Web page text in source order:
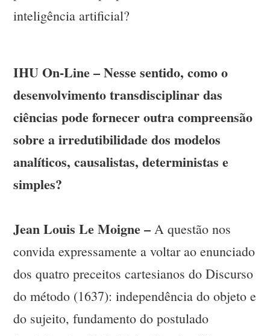
inteligência artificial?
IHU On-Line – Nesse sentido, como o
desenvolvimento transdisciplinar das
ciências pode fornecer outra compreensão
sobre a irredutibilidade dos modelos
analíticos, causalistas, deterministas e
simples?
Jean Louis Le Moigne – A questão nos
convida expressamente a voltar ao enunciado
dos quatro preceitos cartesianos do Discurso
do método (1637): independência do objeto e
do sujeito, fundamento do postulado